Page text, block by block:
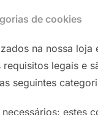
de cookies
na nossa loja
legais e
seguintes
necessários: estes